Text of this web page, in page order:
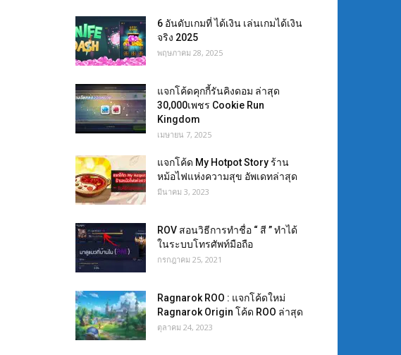
6 อันดับเกมที่ ได้เงิน เล่นเกมได้เงิน
จริง 2025
พฤษภาคม 28, 2025
แจกโค้ดคุกกี้รันคิงดอม ล่าสุด
30,000เพชร Cookie Run
Kingdom
เมษายน 7, 2025
แจกโค้ด My Hotpot Story ร้าน
หม้อไฟแห่งความสุข อัพเดทล่าสุด
มีนาคม 3, 2023
ROV สอนวิธีการทำชื่อ “ สี ” ทำได้
ในระบบโทรศัพท์มือถือ
กรกฎาคม 25, 2021
Ragnarok ROO : แจกโค้ดใหม่
Ragnarok Origin โค้ด ROO ล่าสุด
ตุลาคม 24, 2023